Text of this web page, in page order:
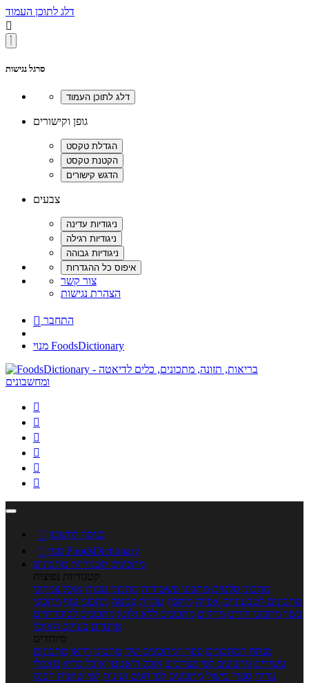
דלג לתוכן העמוד

סרגל נגישות
גופן וקישורים
צבעים
צור קשר
הצהרת נגישות
 התחבר
מנוי FoodsDictionary






 כניסה לחשבון

מנוי FoodsDictionary
מתכונים קטגוריות מתכונים
קטגוריות נפוצות
מתכוני סלטים מתכוני פשטידות מתכוני עוגות אוכל צמחוני
מתכונים לטבעוניים אפייה מוקפץ עוגיות פסטה מתכוני עוף מתכוני
בשר מתכוני ילדים מרקים מתכונים ללא גלוטן מתכונים לסוכרתיים
טרנדים בעולם האוכל
מיוחדים
מנתח המתכונים ספר המתכונים שלי מתכוני וידאו מתכונים
עשירים מתכונים לפי מצרכים אוכל דיאטטי אוכל בריא מאכלי
עדות ספרי בישול מתכונים לפי חגים ועונות לפי שיטות הכנה